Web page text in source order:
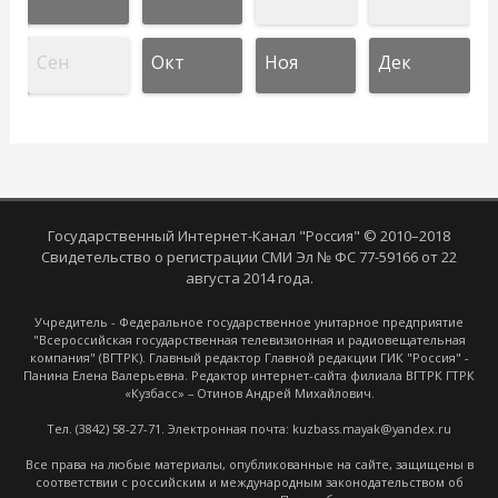
Сен Окт Ноя Дек
Государственный Интернет-Канал "Россия" © 2010–2018
Свидетельство о регистрации СМИ Эл № ФС 77-59166 от 22
августа 2014 года.
Учредитель - Федеральное государственное унитарное предприятие
"Всероссийская государственная телевизионная и радиовещательная
компания" (ВГТРК). Главный редактор Главной редакции ГИК "Россия" -
Панина Елена Валерьевна. Редактор интернет-сайта филиала ВГТРК ГТРК
«Кузбасс» – Отинов Андрей Михайлович.
Тел. (3842) 58-27-71. Электронная почта: kuzbass.mayak@yandex.ru
Все права на любые материалы, опубликованные на сайте, защищены в
соответствии с российским и международным законодательством об